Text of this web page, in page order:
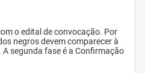
o edital de convocação. Por
negros devem comparecer à
segunda fase é a Confirmação